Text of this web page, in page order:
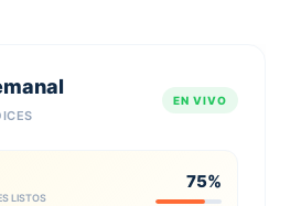
EN VIVO
LISTOS
75%